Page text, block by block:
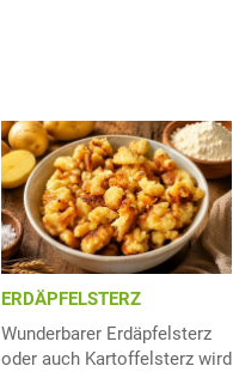
ERDÄPFELSTERZ
Wunderbarer Erdäpfelsterz
oder auch Kartoffelsterz wird